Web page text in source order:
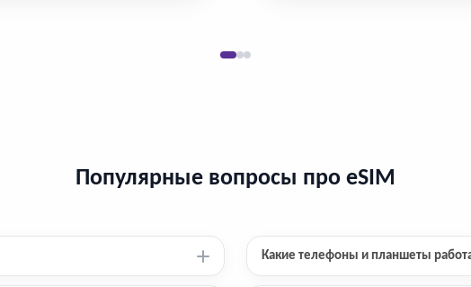
Популярные вопросы про eSIM
Какие телефоны и планшеты